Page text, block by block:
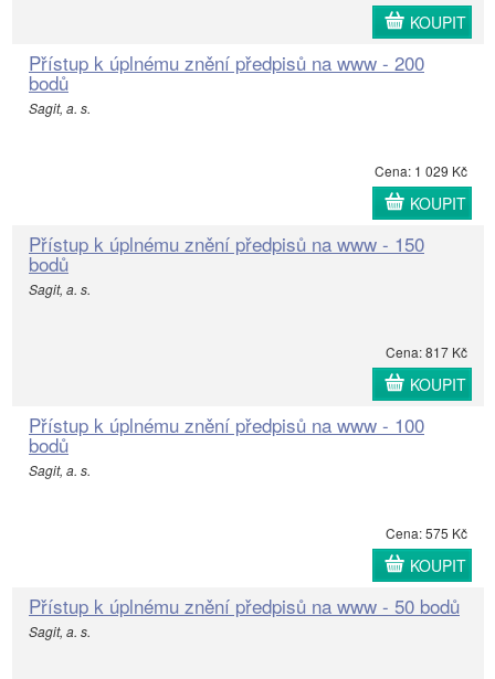
KOUPIT
Přístup k úplnému znění předpisů na www - 200
bodů
Sagit, a. s.
Cena: 1 029 Kč
KOUPIT
Přístup k úplnému znění předpisů na www - 150
bodů
Sagit, a. s.
Cena: 817 Kč
KOUPIT
Přístup k úplnému znění předpisů na www - 100
bodů
Sagit, a. s.
Cena: 575 Kč
KOUPIT
Přístup k úplnému znění předpisů na www - 50 bodů
Sagit, a. s.